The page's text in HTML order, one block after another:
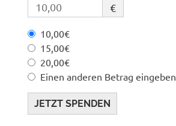
€
10,00€
15,00€
20,00€
Einen anderen Betrag eingeben
JETZT SPENDEN